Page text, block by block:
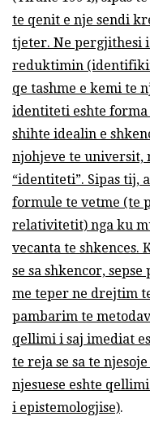
te qenit e nje sendi
tjeter. Ne pergjithesi
reduktimin
qe tashme e kemi te
identiteti eshte
shihte idealin e
njohjeve te universit,
“identiteti”. Sipas tij,
formule te vetme (te
relativitetit) nga ku
vecanta te shkences.
se sa shkencor,
me teper ne drejtim
pambarim te
qellimi i saj imediat
te reja se sa te
njesuese eshte
i epistemologjise).